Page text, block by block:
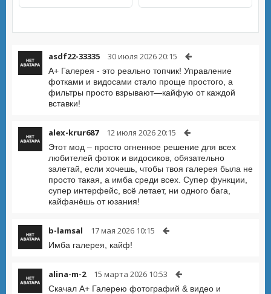
asdf22-33335 30 июля 2026 20:15
А+ Галерея - это реально топчик! Управление
фотками и видосами стало проще простого, а
фильтры просто взрывают—кайфую от каждой
вставки!
alex-krur687 12 июля 2026 20:15
Этот мод – просто огненное решение для всех
любителей фоток и видосиков, обязательно
залетай, если хочешь, чтобы твоя галерея была не
просто такая, а имба среди всех. Супер функции,
супер интерфейс, всё летает, ни одного бага,
кайфанёшь от юзания!
b-lamsal 17 мая 2026 10:15
Имба галерея, кайф!
alina-m-2 15 марта 2026 10:53
Скачал A+ Галерею фотографий & видео и